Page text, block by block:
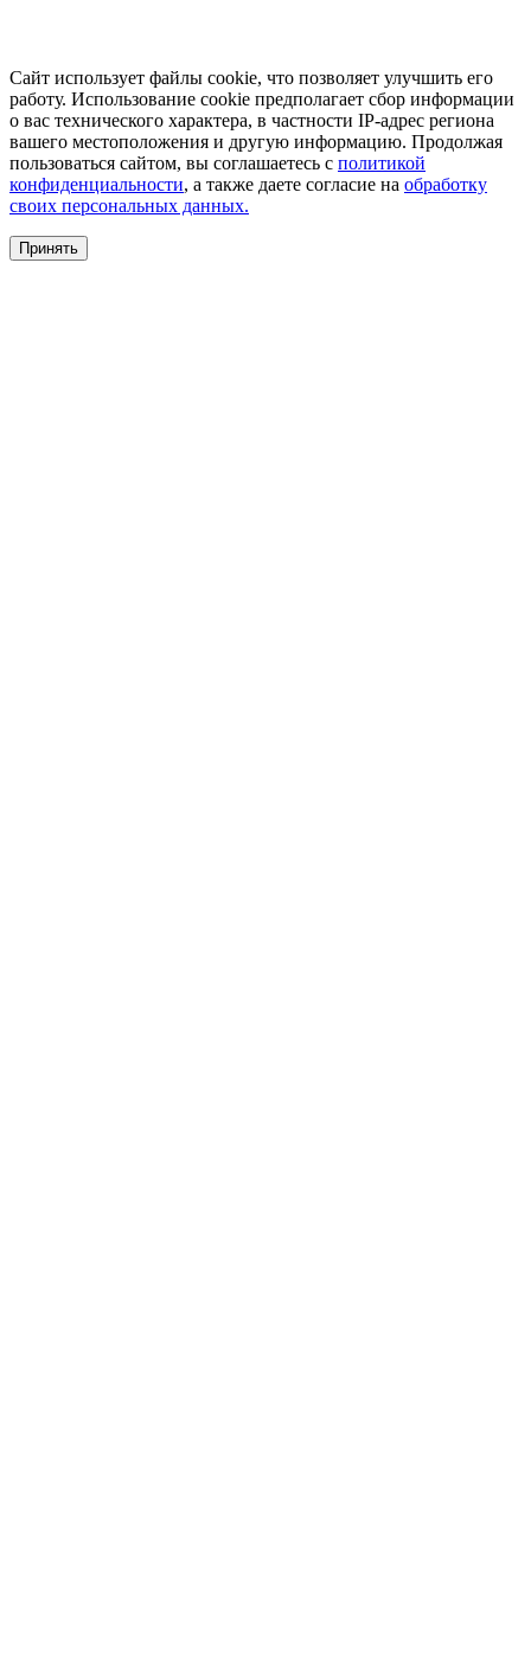
Сайт использует файлы cookie, что позволяет улучшить его
работу. Использование cookie предполагает сбор информации
о вас технического характера, в частности IP-адрес региона
вашего местоположения и другую информацию. Продолжая
пользоваться сайтом, вы соглашаетесь с политикой
конфиденциальности, а также даете согласие на обработку
своих персональных данных.
Принять